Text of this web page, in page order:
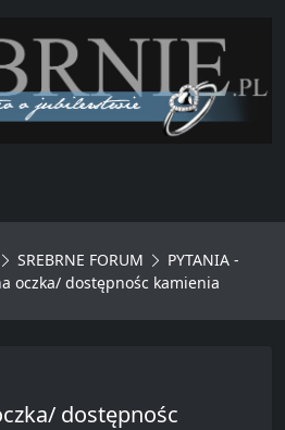
SREBRNE FORUM
PYTANIA -
oczka/ dostępnośc kamienia
dostępnośc